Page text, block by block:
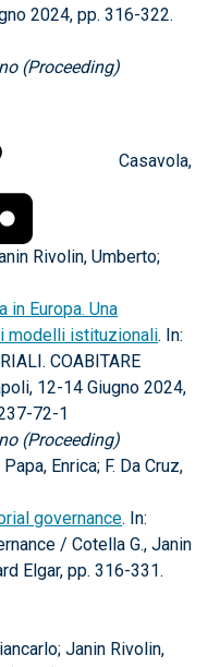
2024, pp. 316-322.
(Proceeding)
Casavola,
Rivolin, Umberto;
in Europa. Una
modelli istituzionali. In:
COABITARE
12-14 Giugno 2024,
72-1
(Proceeding)
Enrica; F. Da Cruz,
governance. In:
/ Cotella G., Janin
Elgar, pp. 316-331.
Janin Rivolin,